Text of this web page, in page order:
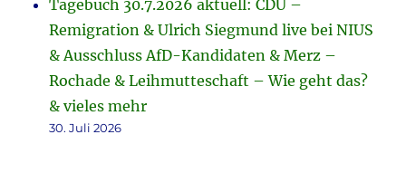
Tagebuch 30.7.2026 aktuell: CDU –
Remigration & Ulrich Siegmund live bei NIUS
& Ausschluss AfD-Kandidaten & Merz –
Rochade & Leihmutteschaft – Wie geht das?
& vieles mehr
30. Juli 2026